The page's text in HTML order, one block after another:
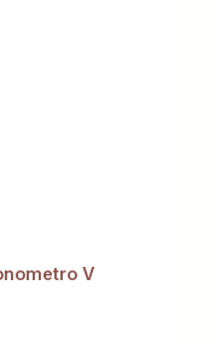
V